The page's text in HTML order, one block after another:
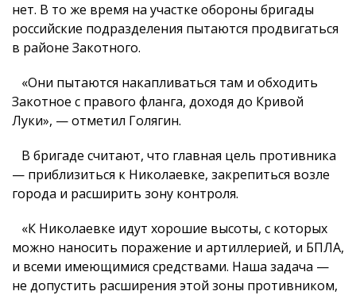
нет. В то же время на участке обороны бригады
российские подразделения пытаются продвигаться
в районе Закотного.
«Они пытаются накапливаться там и обходить
Закотное с правого фланга, доходя до Кривой
Луки», — отметил Голягин.
В бригаде считают, что главная цель противника
— приблизиться к Николаевке, закрепиться возле
города и расширить зону контроля.
«К Николаевке идут хорошие высоты, с которых
можно наносить поражение и артиллерией, и БПЛА,
и всеми имеющимися средствами. Наша задача —
не допустить расширения этой зоны противником,